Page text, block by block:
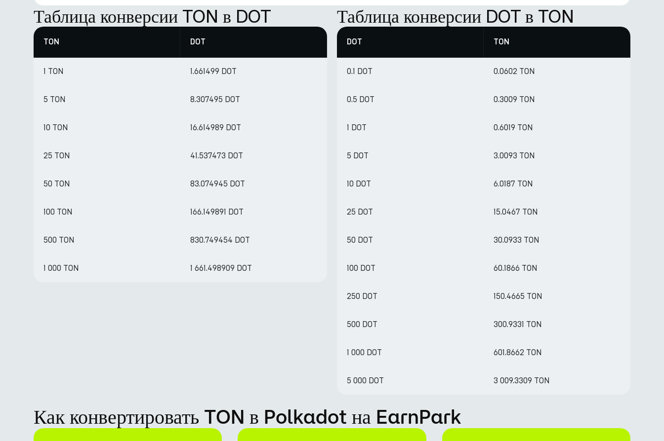
Таблица конверсии TON в DOT
TON DOT
1 TON 1.661499 DOT
5 TON 8.307495 DOT
10 TON 16.614989 DOT
25 TON 41.537473 DOT
50 TON 83.074945 DOT
100 TON 166.149891 DOT
500 TON 830.749454 DOT
1 000 TON 1 661.498909 DOT
Таблица конверсии DOT в TON
DOT TON
0.1 DOT 0.0602 TON
0.5 DOT 0.3009 TON
1 DOT 0.6019 TON
5 DOT 3.0093 TON
10 DOT 6.0187 TON
25 DOT 15.0467 TON
50 DOT 30.0933 TON
100 DOT 60.1866 TON
250 DOT 150.4665 TON
500 DOT 300.9331 TON
1 000 DOT 601.8662 TON
5 000 DOT 3 009.3309 TON
Как конвертировать TON в Polkadot на EarnPark